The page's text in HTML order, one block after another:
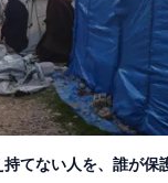
てない人を、誰が保